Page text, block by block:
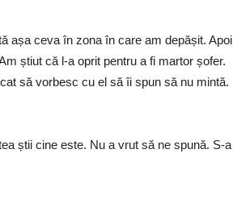
așa ceva în zona în care am depășit. Apoi
știut că l-a oprit pentru a fi martor șofer.
să vorbesc cu el să îi spun să nu mintă.
știi cine este. Nu a vrut să ne spună. S-a